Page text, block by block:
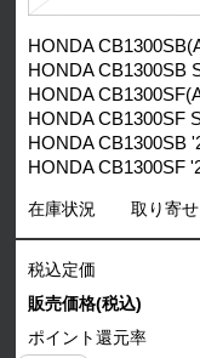
HONDA
HONDA CB1300SB
HONDA
HONDA CB1300SF
HONDA CB1300SB
HONDA CB1300SF
在庫状況 取り寄せ
税込定価
販売価格(税込)
ポイント還元率